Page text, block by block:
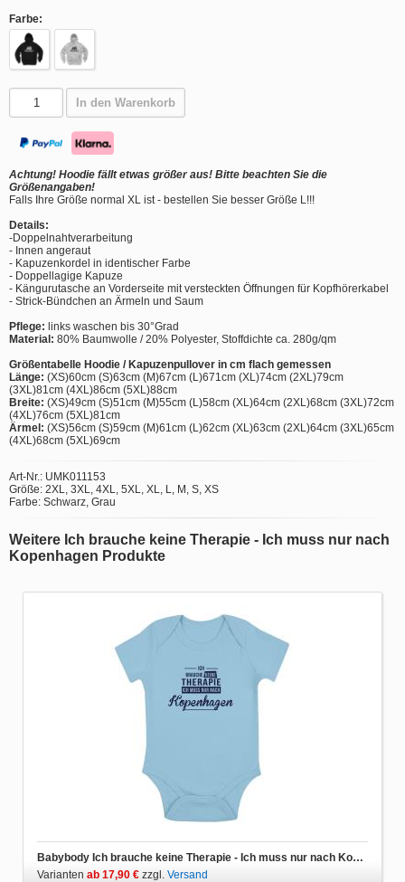
Farbe:
In den Warenkorb
Achtung! Hoodie fällt etwas größer aus! Bitte beachten Sie die
Größenangaben!
Falls Ihre Größe normal XL ist - bestellen Sie besser Größe L!!!
Details:
-Doppelnahtverarbeitung
- Innen angeraut
- Kapuzenkordel in identischer Farbe
- Doppellagige Kapuze
- Kängurutasche an Vorderseite mit versteckten Öffnungen für Kopfhörerkabel
- Strick-Bündchen an Ärmeln und Saum
Pflege: links waschen bis 30°Grad
Material: 80% Baumwolle / 20% Polyester, Stoffdichte ca. 280g/qm
Größentabelle Hoodie / Kapuzenpullover in cm flach gemessen
Länge: (XS)60cm (S)63cm (M)67cm (L)671cm (XL)74cm (2XL)79cm
(3XL)81cm (4XL)86cm (5XL)88cm
Breite: (XS)49cm (S)51cm (M)55cm (L)58cm (XL)64cm (2XL)68cm (3XL)72cm
(4XL)76cm (5XL)81cm
Ärmel: (XS)56cm (S)59cm (M)61cm (L)62cm (XL)63cm (2XL)64cm (3XL)65cm
(4XL)68cm (5XL)69cm
Art-Nr.: UMK011153
Größe: 2XL, 3XL, 4XL, 5XL, XL, L, M, S, XS
Farbe: Schwarz, Grau
Weitere Ich brauche keine Therapie - Ich muss nur nach
Kopenhagen Produkte
Babybody Ich brauche keine Therapie - Ich muss nur nach Kopenhagen
Varianten ab 17,90 € zzgl. Versand